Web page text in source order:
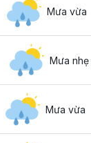
Mưa vừa
Mưa nhẹ
Mưa vừa